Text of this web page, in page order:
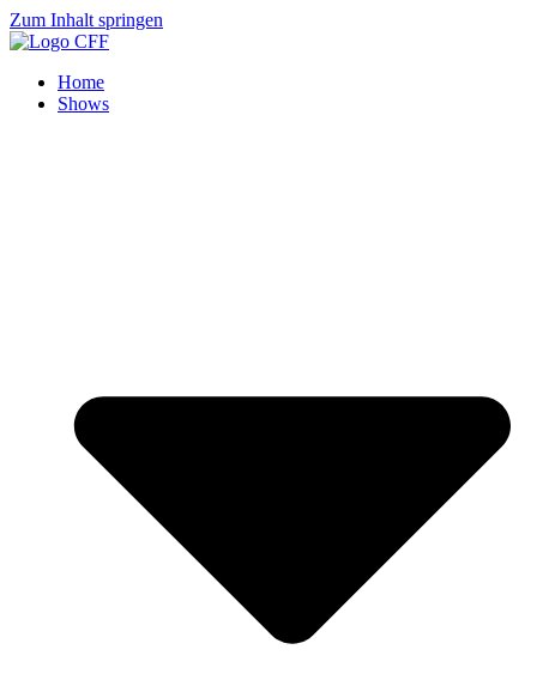
Zum Inhalt springen
Home
Shows